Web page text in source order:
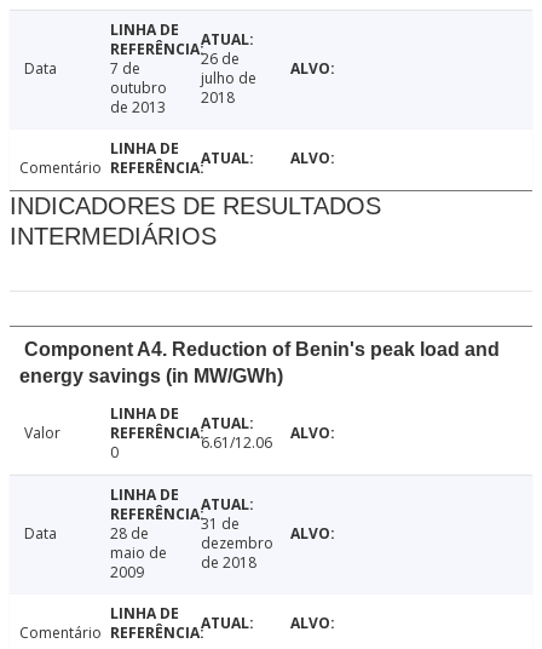
Data
7 de
outubro
de 2013
26 de
julho de
2018
Comentário
INDICADORES DE RESULTADOS
INTERMEDIÁRIOS
Component A4. Reduction of Benin's peak load and
energy savings (in MW/GWh)
Valor
0
6.61/12.06
Data
28 de
maio de
2009
31 de
dezembro
de 2018
Comentário